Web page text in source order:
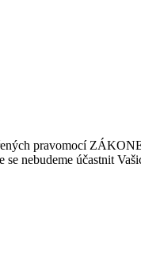
pravomocí
nebudeme účastnit